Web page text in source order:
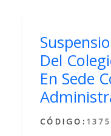
Del
En Sede
CÓDIGO: 1375